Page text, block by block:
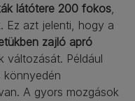
látótere 200 fokos,
Ez azt jelenti, hogy a
zajló apró
Például
könnyedén
A gyors mozgások